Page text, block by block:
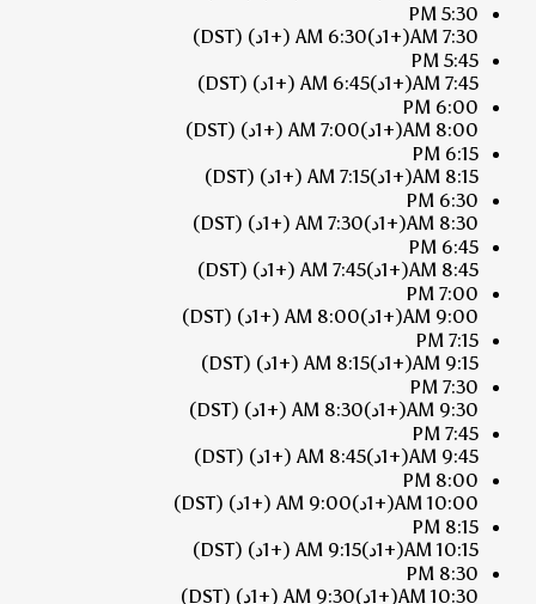
5:30 PM
7:30 AM
(+1د) 6:30 AM (+1د)
(DST)
5:45 PM
7:45 AM
(+1د) 6:45 AM (+1د)
(DST)
6:00 PM
8:00 AM
(+1د) 7:00 AM (+1د)
(DST)
6:15 PM
8:15 AM
(+1د) 7:15 AM (+1د)
(DST)
6:30 PM
8:30 AM
(+1د) 7:30 AM (+1د)
(DST)
6:45 PM
8:45 AM
(+1د) 7:45 AM (+1د)
(DST)
7:00 PM
9:00 AM
(+1د) 8:00 AM (+1د)
(DST)
7:15 PM
9:15 AM
(+1د) 8:15 AM (+1د)
(DST)
7:30 PM
9:30 AM
(+1د) 8:30 AM (+1د)
(DST)
7:45 PM
9:45 AM
(+1د) 8:45 AM (+1د)
(DST)
8:00 PM
10:00 AM
(+1د) 9:00 AM (+1د)
(DST)
8:15 PM
10:15 AM
(+1د) 9:15 AM (+1د)
(DST)
8:30 PM
10:30 AM
(+1د) 9:30 AM (+1د)
(DST)